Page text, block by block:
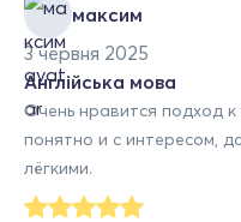
максим
3 червня 2025
Англійська мова
Очень нравится подход
понятно и с интересом,
лёгкими.